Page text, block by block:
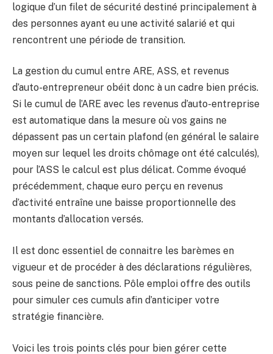
logique d’un filet de sécurité destiné principalement à
des personnes ayant eu une activité salarié et qui
rencontrent une période de transition.
La gestion du cumul entre ARE, ASS, et revenus
d’auto-entrepreneur obéit donc à un cadre bien précis.
Si le cumul de l’ARE avec les revenus d’auto-entreprise
est automatique dans la mesure où vos gains ne
dépassent pas un certain plafond (en général le salaire
moyen sur lequel les droits chômage ont été calculés),
pour l’ASS le calcul est plus délicat. Comme évoqué
précédemment, chaque euro perçu en revenus
d’activité entraîne une baisse proportionnelle des
montants d’allocation versés.
Il est donc essentiel de connaitre les barèmes en
vigueur et de procéder à des déclarations régulières,
sous peine de sanctions. Pôle emploi offre des outils
pour simuler ces cumuls afin d’anticiper votre
stratégie financière.
Voici les trois points clés pour bien gérer cette